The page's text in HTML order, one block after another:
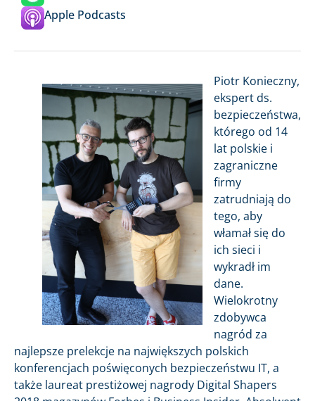
Apple Podcasts
Piotr Konieczny,
ekspert ds.
bezpieczeństwa,
którego od 14
lat polskie i
zagraniczne
firmy
zatrudniają do
tego, aby
włamał się do
ich sieci i
wykradł im
dane.
Wielokrotny
zdobywca
nagród za
najlepsze prelekcje na największych polskich
konferencjach poświęconych bezpieczeństwu IT, a
także laureat prestiżowej nagrody Digital Shapers